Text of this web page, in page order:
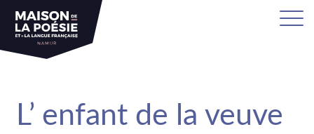
L’ enfant de la veuve